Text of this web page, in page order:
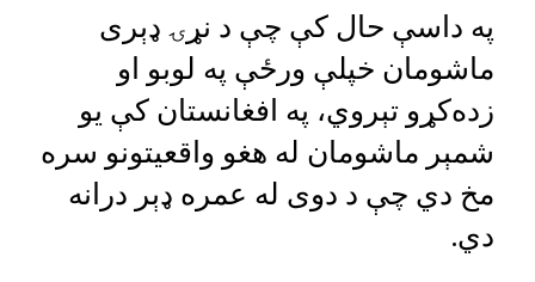
په داسې حال کې چې د نړۍ ډېری
ماشومان خپلې ورځې په لوبو او
زده‌کړو تېروي، په افغانستان کې یو
شمېر ماشومان له هغو واقعیتونو سره
مخ دي چې د دوی له عمره ډېر درانه
دي.